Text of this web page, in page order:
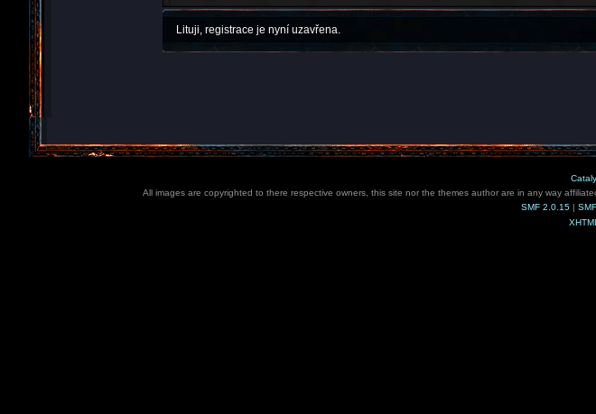
Lituji, registrace je nyní uzavřena.
All images are copyrighted to there respective owners, this site nor the themes author are in any way
SMF 2.0.15